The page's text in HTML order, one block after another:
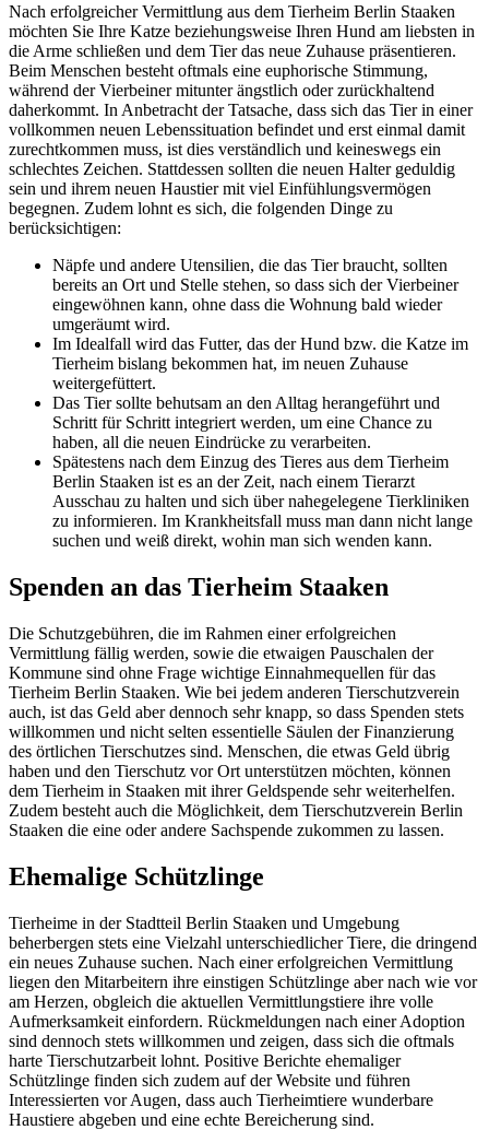
Nach erfolgreicher Vermittlung aus dem Tierheim Berlin Staaken
möchten Sie Ihre Katze beziehungsweise Ihren Hund am liebsten in
die Arme schließen und dem Tier das neue Zuhause präsentieren.
Beim Menschen besteht oftmals eine euphorische Stimmung,
während der Vierbeiner mitunter ängstlich oder zurückhaltend
daherkommt. In Anbetracht der Tatsache, dass sich das Tier in einer
vollkommen neuen Lebenssituation befindet und erst einmal damit
zurechtkommen muss, ist dies verständlich und keineswegs ein
schlechtes Zeichen. Stattdessen sollten die neuen Halter geduldig
sein und ihrem neuen Haustier mit viel Einfühlungsvermögen
begegnen. Zudem lohnt es sich, die folgenden Dinge zu
berücksichtigen:
Näpfe und andere Utensilien, die das Tier braucht, sollten
bereits an Ort und Stelle stehen, so dass sich der Vierbeiner
eingewöhnen kann, ohne dass die Wohnung bald wieder
umgeräumt wird.
Im Idealfall wird das Futter, das der Hund bzw. die Katze im
Tierheim bislang bekommen hat, im neuen Zuhause
weitergefüttert.
Das Tier sollte behutsam an den Alltag herangeführt und
Schritt für Schritt integriert werden, um eine Chance zu
haben, all die neuen Eindrücke zu verarbeiten.
Spätestens nach dem Einzug des Tieres aus dem Tierheim
Berlin Staaken ist es an der Zeit, nach einem Tierarzt
Ausschau zu halten und sich über nahegelegene Tierkliniken
zu informieren. Im Krankheitsfall muss man dann nicht lange
suchen und weiß direkt, wohin man sich wenden kann.
Spenden an das Tierheim Staaken
Die Schutzgebühren, die im Rahmen einer erfolgreichen
Vermittlung fällig werden, sowie die etwaigen Pauschalen der
Kommune sind ohne Frage wichtige Einnahmequellen für das
Tierheim Berlin Staaken. Wie bei jedem anderen Tierschutzverein
auch, ist das Geld aber dennoch sehr knapp, so dass Spenden stets
willkommen und nicht selten essentielle Säulen der Finanzierung
des örtlichen Tierschutzes sind. Menschen, die etwas Geld übrig
haben und den Tierschutz vor Ort unterstützen möchten, können
dem Tierheim in Staaken mit ihrer Geldspende sehr weiterhelfen.
Zudem besteht auch die Möglichkeit, dem Tierschutzverein Berlin
Staaken die eine oder andere Sachspende zukommen zu lassen.
Ehemalige Schützlinge
Tierheime in der Stadtteil Berlin Staaken und Umgebung
beherbergen stets eine Vielzahl unterschiedlicher Tiere, die dringend
ein neues Zuhause suchen. Nach einer erfolgreichen Vermittlung
liegen den Mitarbeitern ihre einstigen Schützlinge aber nach wie vor
am Herzen, obgleich die aktuellen Vermittlungstiere ihre volle
Aufmerksamkeit einfordern. Rückmeldungen nach einer Adoption
sind dennoch stets willkommen und zeigen, dass sich die oftmals
harte Tierschutzarbeit lohnt. Positive Berichte ehemaliger
Schützlinge finden sich zudem auf der Website und führen
Interessierten vor Augen, dass auch Tierheimtiere wunderbare
Haustiere abgeben und eine echte Bereicherung sind.